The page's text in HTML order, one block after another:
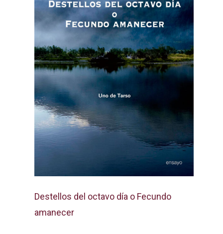
Destellos del octavo día o Fecundo
amanecer